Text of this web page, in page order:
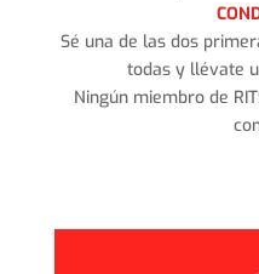
Sé una de las dos
todas y llévate
Ningún miembro de